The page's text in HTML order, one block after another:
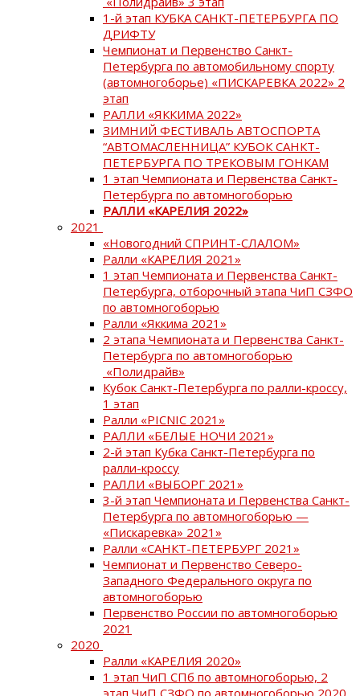
1-й этап КУБКА САНКТ-ПЕТЕРБУРГА ПО
ДРИФТУ
Чемпионат и Первенство Санкт-
Петербурга по автомобильному спорту
(автомногоборье) «ПИСКАРЕВКА 2022» 2
этап
РАЛЛИ «ЯККИМА 2022»
ЗИМНИЙ ФЕСТИВАЛЬ АВТОСПОРТА
“АВТОМАСЛЕННИЦА” КУБОК САНКТ-
ПЕТЕРБУРГА ПО ТРЕКОВЫМ ГОНКАМ
1 этап Чемпионата и Первенства Санкт-
Петербурга по автомногоборью
РАЛЛИ «КАРЕЛИЯ 2022»
2021
«Новогодний СПРИНТ-СЛАЛОМ»
Ралли «КАРЕЛИЯ 2021»
1 этап Чемпионата и Первенства Санкт-
Петербурга, отборочный этапа ЧиП СЗФО
по автомногоборью
Ралли «Яккима 2021»
2 этапа Чемпионата и Первенства Санкт-
Петербурга по автомногоборью
«Полидрайв»
Кубок Санкт-Петербурга по ралли-кроссу,
1 этап
Ралли «PICNIC 2021»
РАЛЛИ «БЕЛЫЕ НОЧИ 2021»
2-й этап Кубка Санкт-Петербурга по
ралли-кроссу
РАЛЛИ «ВЫБОРГ 2021»
3-й этап Чемпионата и Первенства Санкт-
Петербурга по автомногоборью —
«Пискаревка» 2021»
Ралли «САНКТ-ПЕТЕРБУРГ 2021»
Чемпионат и Первенство Северо-
Западного Федерального округа по
автомногоборью
Первенство России по автомногоборью
2021
2020
Ралли «КАРЕЛИЯ 2020»
1 этап ЧиП СПб по автомногоборью, 2
этап ЧиП СЗФО по автомногоборью 2020